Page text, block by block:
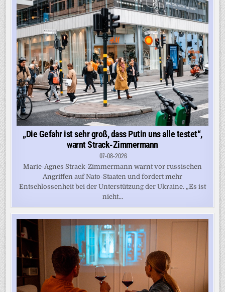
„Die Gefahr ist sehr groß, dass Putin uns alle testet“,
warnt Strack-Zimmermann
07-08-2026
Marie-Agnes Strack-Zimmermann warnt vor russischen
Angriffen auf Nato-Staaten und fordert mehr
Entschlossenheit bei der Unterstützung der Ukraine. „Es ist
nicht...